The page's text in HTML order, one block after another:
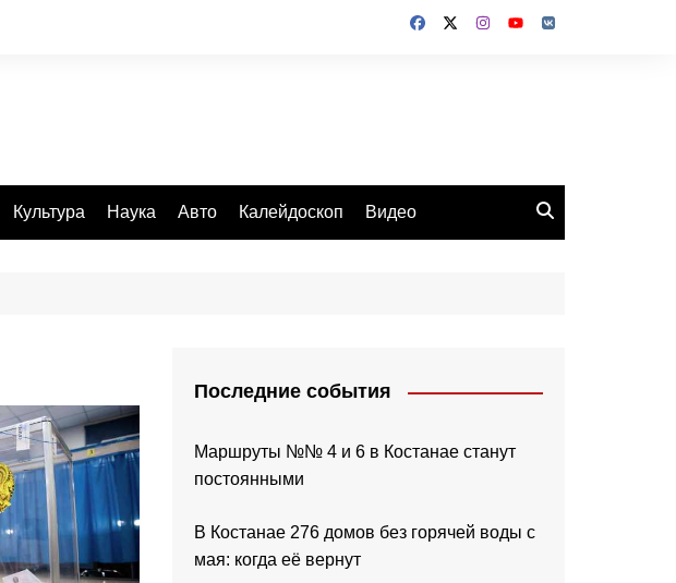
Культура Наука Авто Калейдоскоп Видео
Последние события
Маршруты №№ 4 и 6 в Костанае станут
постоянными
В Костанае 276 домов без горячей воды с
мая: когда её вернут